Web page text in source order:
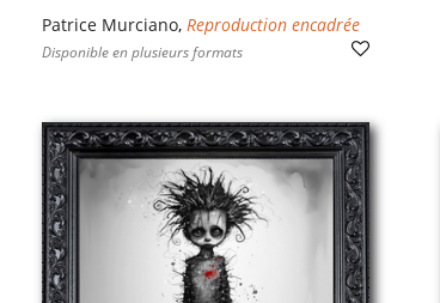
Patrice Murciano,Reproduction encadrée
Disponible en plusieurs formats